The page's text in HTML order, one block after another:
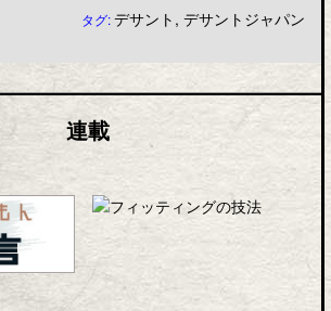
タグ:デサント ,デサントジャパン
連載